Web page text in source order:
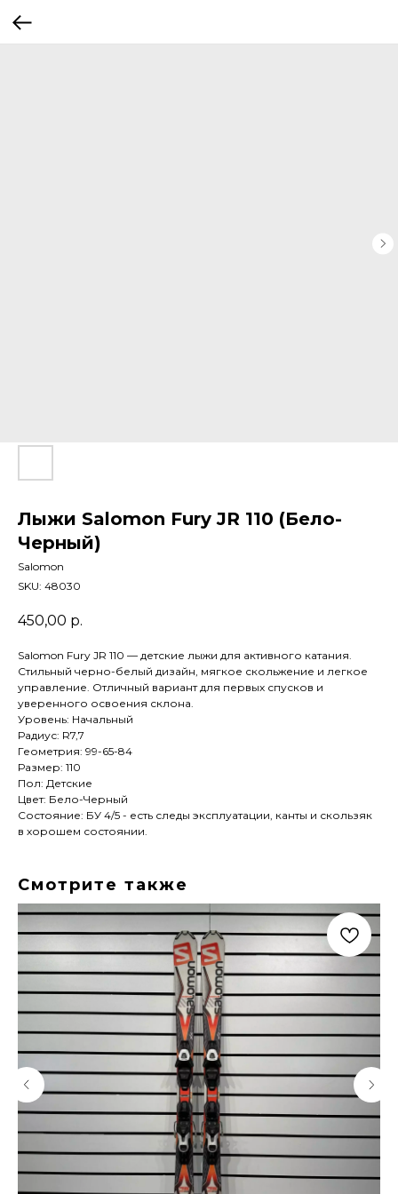
Лыжи Salomon Fury JR 110 (Бело-
Черный)
Salomon
SKU: 48030
450,00 р.
Salomon Fury JR 110 — детские лыжи для активного катания.
Стильный черно-белый дизайн, мягкое скольжение и легкое
управление. Отличный вариант для первых спусков и
уверенного освоения склона.
Уровень: Начальный
Радиус: R7,7
Геометрия: 99-65-84
Размер: 110
Пол: Детские
Цвет: Бело-Черный
Состояние: БУ 4/5 - есть следы эксплуатации, канты и скользяк
в хорошем состоянии.
Смотрите также